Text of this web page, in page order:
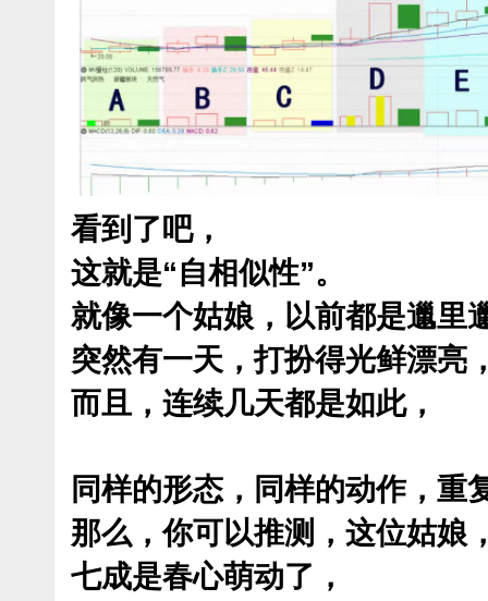
看到了吧，
这就是“自相似性”。
就像一个姑娘，以前都是邋里
突然有一天，打扮得光鲜漂亮
而且，连续几天都是如此，
同样的形态，同样的动作，重
那么，你可以推测，这位姑娘
七成是春心萌动了，